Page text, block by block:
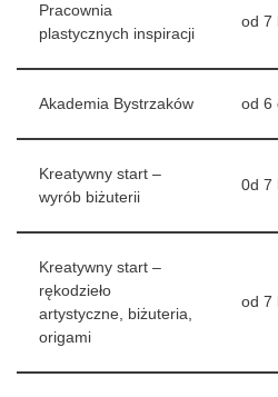
Pracownia
plastycznych inspiracji
od 7
Akademia Bystrzaków od 6
Kreatywny start –
wyrób biżuterii
0d 7
Kreatywny start –
rękodzieło
artystyczne, biżuteria,
origami
od 7